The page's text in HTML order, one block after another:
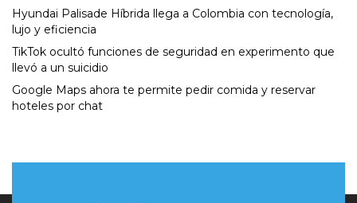
Hyundai Palisade Híbrida llega a Colombia con tecnología,
lujo y eficiencia
TikTok ocultó funciones de seguridad en experimento que
llevó a un suicidio
Google Maps ahora te permite pedir comida y reservar
hoteles por chat